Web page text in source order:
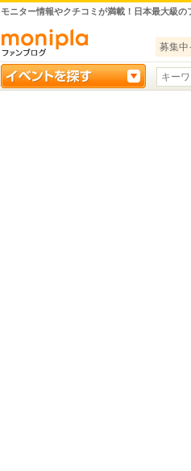
モニター情報やクチコミが満載！日本最大級の
募集中